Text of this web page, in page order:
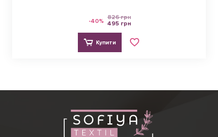
-40% 826 грн
495 грн
Купити